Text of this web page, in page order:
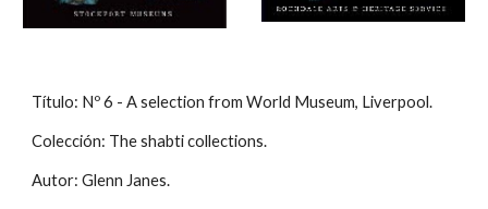
Título: Nº 6 - A selection from World Museum, Liverpool.
Colección: The shabti collections.
Autor: Glenn Janes.